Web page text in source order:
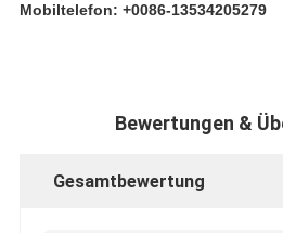
Mobiltelefon: +0086-13534205279
Bewertungen &
Gesamtbewertung